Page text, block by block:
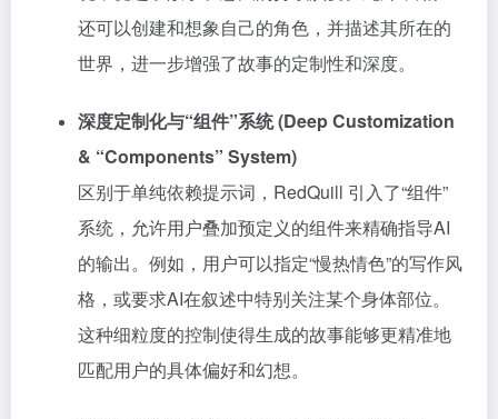
还可以创建和想象自己的角色，并描述其所在的
世界，进一步增强了故事的定制性和深度。
深度定制化与“组件”系统 (Deep Customization
& “Components” System)
区别于单纯依赖提示词，RedQuill 引入了“组件”
系统，允许用户叠加预定义的组件来精确指导AI
的输出。例如，用户可以指定“慢热情色”的写作风
格，或要求AI在叙述中特别关注某个身体部位。
这种细粒度的控制使得生成的故事能够更精准地
匹配用户的具体偏好和幻想。